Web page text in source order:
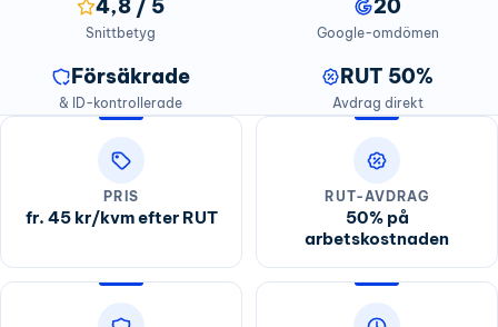
4,8 / 5
Snittbetyg
20
Google-omdömen
Försäkrade
& ID-kontrollerade
RUT 50%
Avdrag direkt
PRIS
fr. 45 kr/kvm efter RUT
RUT-AVDRAG
50% på
arbetskostnaden